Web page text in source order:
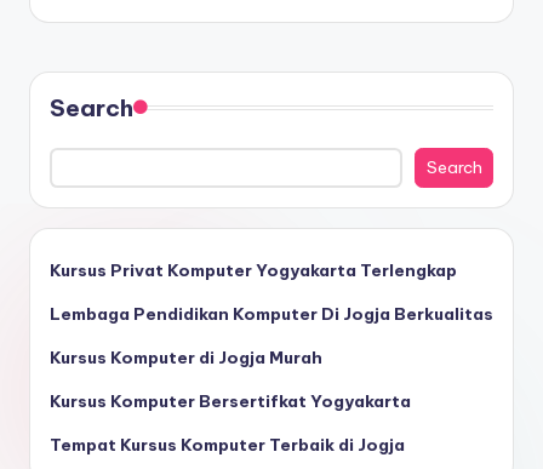
Search
Search
Kursus Privat Komputer Yogyakarta Terlengkap
Lembaga Pendidikan Komputer Di Jogja Berkualitas
Kursus Komputer di Jogja Murah
Kursus Komputer Bersertifkat Yogyakarta
Tempat Kursus Komputer Terbaik di Jogja